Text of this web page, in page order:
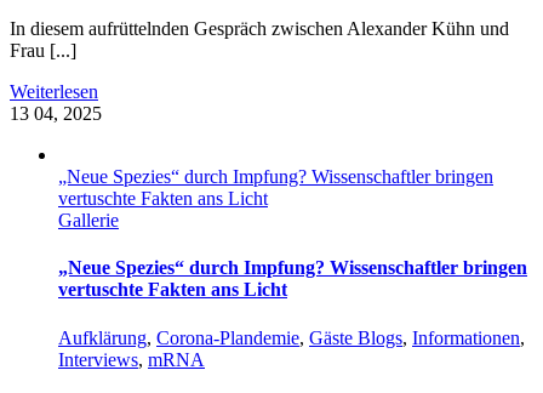
In diesem aufrüttelnden Gespräch zwischen Alexander Kühn und
Frau [...]
Weiterlesen
13 04, 2025
„Neue Spezies“ durch Impfung? Wissenschaftler bringen
vertuschte Fakten ans Licht
Gallerie
„Neue Spezies“ durch Impfung? Wissenschaftler bringen
vertuschte Fakten ans Licht
Aufklärung, Corona-Plandemie, Gäste Blogs, Informationen,
Interviews, mRNA